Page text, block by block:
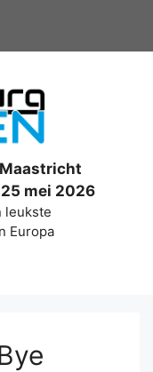
Maastricht
mei 2026
leukste
Europa